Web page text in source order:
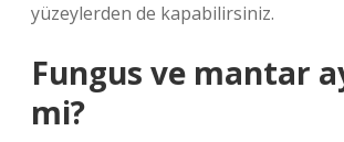
yüzeylerden de kapabilirsiniz.
Fungus ve mantar
mi?